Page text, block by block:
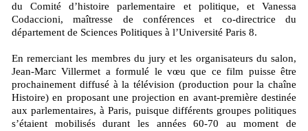
du Comité d’histoire parlementaire et politique, et Vanessa
Codaccioni, maîtresse de conférences et co-directrice du
département de Sciences Politiques à l’Université Paris 8.
En remerciant les membres du jury et les organisateurs du salon,
Jean-Marc Villermet a formulé le vœu que ce film puisse être
prochainement diffusé à la télévision (production pour la chaîne
Histoire) en proposant une projection en avant-première destinée
aux parlementaires, à Paris, puisque différents groupes politiques
s’étaient mobilisés durant les années 60-70 au moment de